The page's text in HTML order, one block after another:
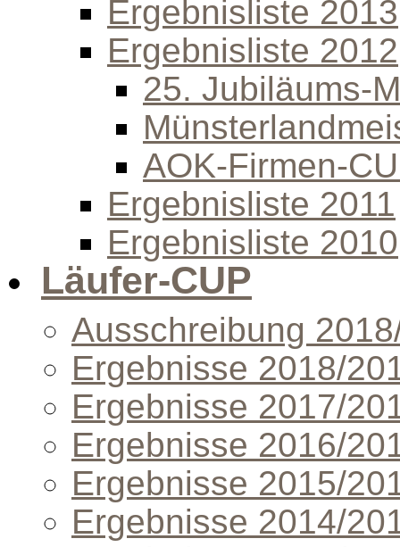
Ergebnisliste 2013
Ergebnisliste 2012
25. Jubiläums-
AOK-Firmen-
Ergebnisliste 2011
Ergebnisliste 2010
Läufer-CUP
Ausschreibung
Ergebnisse 2018/
Ergebnisse 2017/
Ergebnisse 2016/
Ergebnisse 2015/
Ergebnisse 2014/